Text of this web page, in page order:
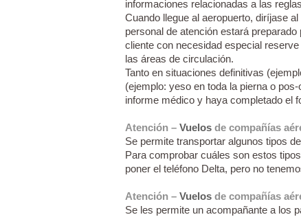
informaciones relacionadas a las
Cuando llegue al aeropuerto, diríjase
personal de atención estará
cliente con necesidad especial
las áreas de circulación.
Tanto en situaciones definitivas
(ejemplo: yeso en toda la pierna o
informe médico y haya completado el
Atención – Vuelos de compañías
Se permite transportar algunos tipos
Para comprobar cuáles son estos
poner el teléfono Delta, pero no
Atención – Vuelos de compañías
Se les permite un acompañante a los